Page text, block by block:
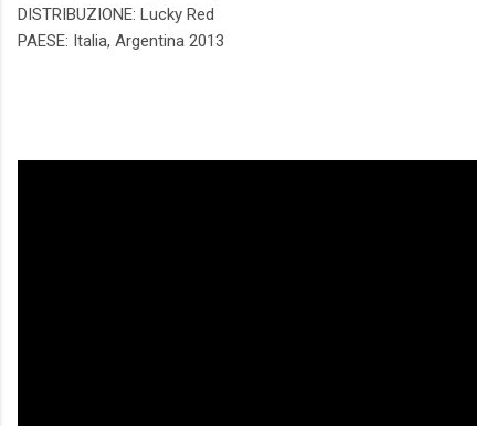
DISTRIBUZIONE: Lucky Red
PAESE: Italia, Argentina 2013